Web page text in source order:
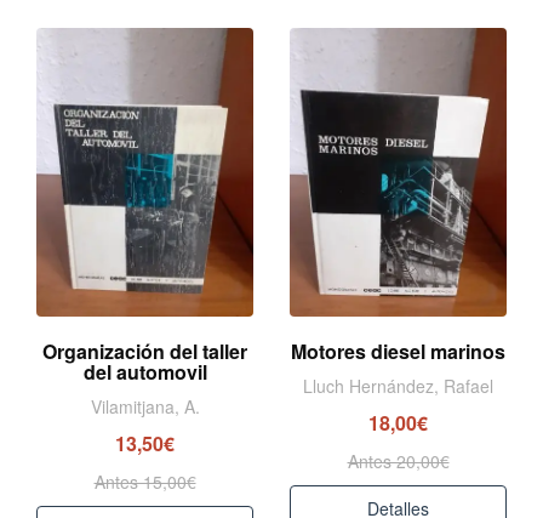
Organización del taller
del automovil
Vilamitjana, A.
13,50€
Antes 15,00€
Motores diesel marinos
Lluch Hernández, Rafael
18,00€
Antes 20,00€
Detalles